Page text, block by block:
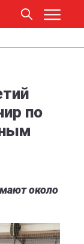
по
около